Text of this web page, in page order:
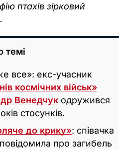
птахів зірковий
темі
все»: екс-учасник
космічних військ»
Венедчук одружився
стосунків.
до крику»: співачка
про загибель